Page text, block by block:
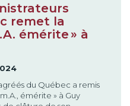
remet la
émérite » à
du Québec a remis
émérite » à Guy